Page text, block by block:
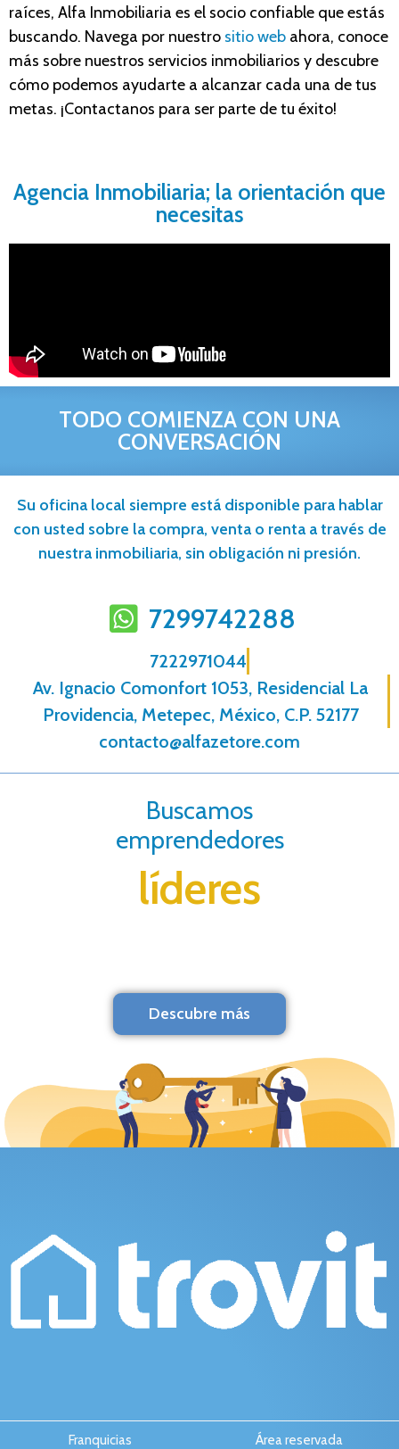
raíces, Alfa Inmobiliaria es el socio confiable que estás
buscando. Navega por nuestro sitio web ahora, conoce
más sobre nuestros servicios inmobiliarios y descubre
cómo podemos ayudarte a alcanzar cada una de tus
metas. ¡Contactanos para ser parte de tu éxito!
Agencia Inmobiliaria; la orientación que
necesitas
TODO COMIENZA CON UNA
CONVERSACIÓN
Su oficina local siempre está disponible para hablar
con usted sobre la compra, venta o renta a través de
nuestra inmobiliaria, sin obligación ni presión.
7299742288
7222971044
Av. Ignacio Comonfort 1053, Residencial La
Providencia, Metepec, México, C.P. 52177
contacto@alfazetore.com
Buscamos
emprendedores
líderes
Descubre más
Franquicias Área reservada